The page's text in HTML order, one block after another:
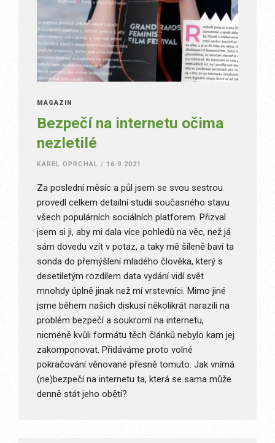
MAGAZÍN
Bezpečí na internetu očima
nezletilé
KAREL OPRCHAL / 16.9.2021
Za poslední měsíc a půl jsem se svou sestrou
provedl celkem detailní studii současného stavu
všech populárních sociálních platforem. Přizval
jsem si ji, aby mi dala více pohledů na věc, než já
sám dovedu vzít v potaz, a taky mě šíleně baví ta
sonda do přemýšlení mladého člověka, který s
desetiletým rozdílem data vydání vidí svět
mnohdy úplně jinak než mí vrstevníci. Mimo jiné
jsme během našich diskusí několikrát narazili na
problém bezpečí a soukromí na internetu,
nicméně kvůli formátu těch článků nebylo kam jej
zakomponovat. Přidáváme proto volné
pokračování věnované přesně tomuto. Jak vnímá
(ne)bezpečí na internetu ta, která se sama může
denně stát jeho obětí?